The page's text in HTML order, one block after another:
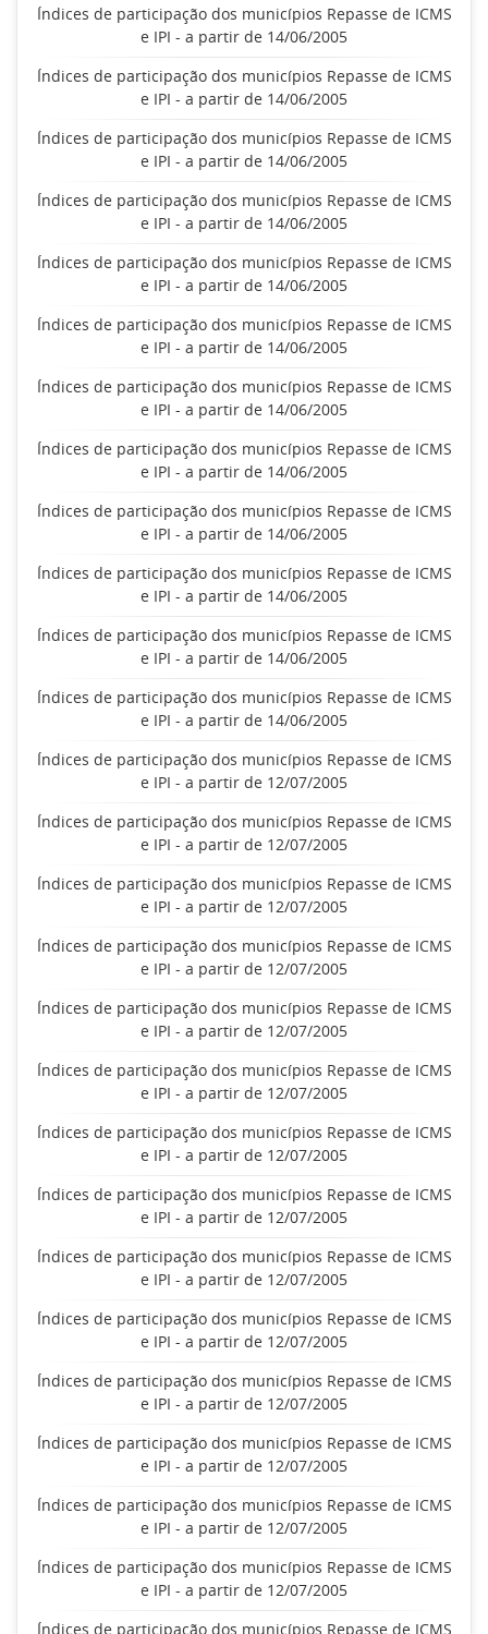
Índices de participação dos municípios Repasse de ICMS
e IPI - a partir de 14/06/2005
Índices de participação dos municípios Repasse de ICMS
e IPI - a partir de 14/06/2005
Índices de participação dos municípios Repasse de ICMS
e IPI - a partir de 14/06/2005
Índices de participação dos municípios Repasse de ICMS
e IPI - a partir de 14/06/2005
Índices de participação dos municípios Repasse de ICMS
e IPI - a partir de 14/06/2005
Índices de participação dos municípios Repasse de ICMS
e IPI - a partir de 14/06/2005
Índices de participação dos municípios Repasse de ICMS
e IPI - a partir de 14/06/2005
Índices de participação dos municípios Repasse de ICMS
e IPI - a partir de 14/06/2005
Índices de participação dos municípios Repasse de ICMS
e IPI - a partir de 14/06/2005
Índices de participação dos municípios Repasse de ICMS
e IPI - a partir de 14/06/2005
Índices de participação dos municípios Repasse de ICMS
e IPI - a partir de 14/06/2005
Índices de participação dos municípios Repasse de ICMS
e IPI - a partir de 14/06/2005
Índices de participação dos municípios Repasse de ICMS
e IPI - a partir de 12/07/2005
Índices de participação dos municípios Repasse de ICMS
e IPI - a partir de 12/07/2005
Índices de participação dos municípios Repasse de ICMS
e IPI - a partir de 12/07/2005
Índices de participação dos municípios Repasse de ICMS
e IPI - a partir de 12/07/2005
Índices de participação dos municípios Repasse de ICMS
e IPI - a partir de 12/07/2005
Índices de participação dos municípios Repasse de ICMS
e IPI - a partir de 12/07/2005
Índices de participação dos municípios Repasse de ICMS
e IPI - a partir de 12/07/2005
Índices de participação dos municípios Repasse de ICMS
e IPI - a partir de 12/07/2005
Índices de participação dos municípios Repasse de ICMS
e IPI - a partir de 12/07/2005
Índices de participação dos municípios Repasse de ICMS
e IPI - a partir de 12/07/2005
Índices de participação dos municípios Repasse de ICMS
e IPI - a partir de 12/07/2005
Índices de participação dos municípios Repasse de ICMS
e IPI - a partir de 12/07/2005
Índices de participação dos municípios Repasse de ICMS
e IPI - a partir de 12/07/2005
Índices de participação dos municípios Repasse de ICMS
e IPI - a partir de 12/07/2005
Índices de participação dos municípios Repasse de ICMS